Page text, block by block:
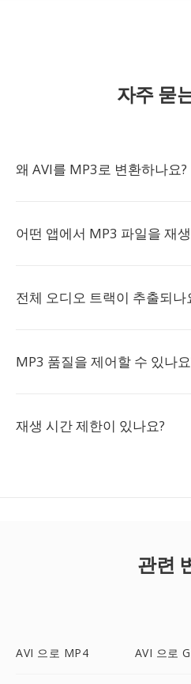
자주 묻
왜 AVI를 MP3로 변환하나요?
어떤 앱에서 MP3 파일을 재
전체 오디오 트랙이 추출되나
MP3 품질을 제어할 수 있나
재생 시간 제한이 있나요?
관련
AVI 으로 MP4 AVI 으로